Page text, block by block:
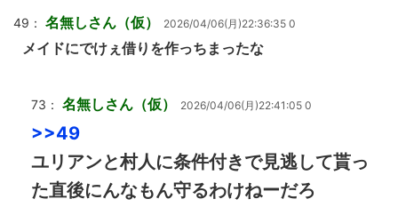
49： 名無しさん（仮） 2026/04/06(月)22:36:35 0
メイドにでけぇ借りを作っちまったな
73： 名無しさん（仮） 2026/04/06(月)22:41:05 0
>>49
ユリアンと村人に条件付きで見逃して貰っ
た直後にんなもん守るわけねーだろ